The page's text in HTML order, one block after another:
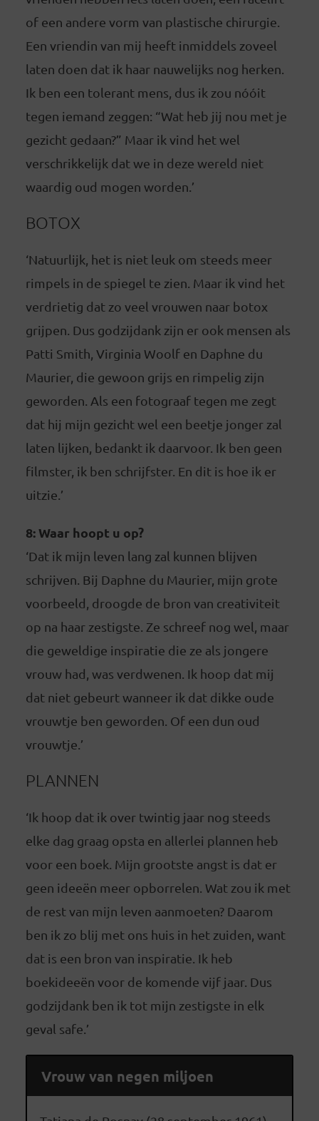
of een andere vorm van plastische chirurgie.
Een vriendin van mij heeft inmiddels zoveel
laten doen dat ik haar nauwelijks nog herken.
Ik ben een tolerant mens, dus ik zou nóóit
tegen iemand zeggen: “Wat heb jij nou met je
gezicht gedaan?” Maar ik vind het wel
verschrikkelijk dat we in deze wereld niet
waardig oud mogen worden.’
BOTOX
‘Natuurlijk, het is niet leuk om steeds meer
rimpels in de spiegel te zien. Maar ik vind het
verdrietig dat zo veel vrouwen naar botox
grijpen. Dus godzijdank zijn er ook mensen als
Patti Smith, Virginia Woolf en Daphne du
Maurier, die gewoon grijs en rimpelig zijn
geworden. Als een fotograaf tegen me zegt
dat hij mijn gezicht wel een beetje jonger zal
laten lijken, bedankt ik daarvoor. Ik ben geen
filmster, ik ben schrijfster. En dit is hoe ik er
uitzie.’
8: Waar hoopt u op?
‘Dat ik mijn leven lang zal kunnen blijven
schrijven. Bij Daphne du Maurier, mijn grote
voorbeeld, droogde de bron van creativiteit
op na haar zestigste. Ze schreef nog wel, maar
die geweldige inspiratie die ze als jongere
vrouw had, was verdwenen. Ik hoop dat mij
dat niet gebeurt wanneer ik dat dikke oude
vrouwtje ben geworden. Of een dun oud
vrouwtje.’
PLANNEN
‘Ik hoop dat ik over twintig jaar nog steeds
elke dag graag opsta en allerlei plannen heb
voor een boek. Mijn grootste angst is dat er
geen ideeën meer opborrelen. Wat zou ik met
de rest van mijn leven aanmoeten? Daarom
ben ik zo blij met ons huis in het zuiden, want
dat is een bron van inspiratie. Ik heb
boekideeën voor de komende vijf jaar. Dus
godzijdank ben ik tot mijn zestigste in elk
geval safe.’
Vrouw van negen miljoen